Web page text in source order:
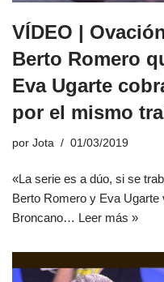
VÍDEO |
Berto Romero
Eva Ugarte
por el mismo
por Jota 01/03/2019
«La serie es a dúo, si se
Berto Romero y Eva Ugarte
Broncano… Leer más »